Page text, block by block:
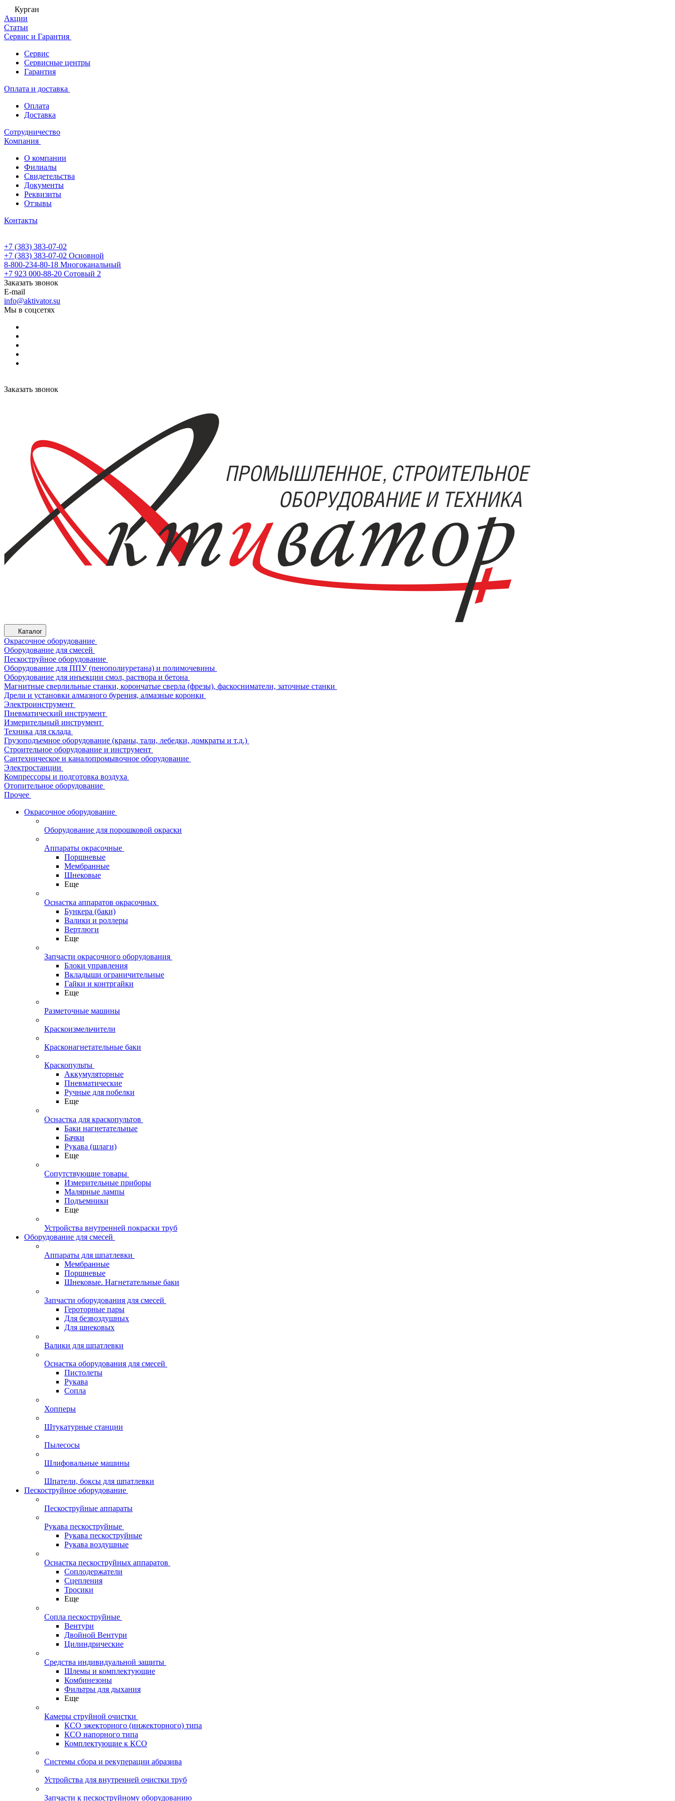
Курган
Акции
Статьи
Сервис и Гарантия
Сервис
Сервисные центры
Гарантия
Оплата и доставка
Оплата
Доставка
Сотрудничество
Компания
О компании
Филиалы
Свидетельства
Документы
Реквизиты
Отзывы
Контакты
+7 (383) 383-07-02
+7 (383) 383-07-02 Основной
8-800-234-80-18 Многоканальный
+7 923 000-88-20 Сотовый 2
Заказать звонок
E-mail
info@aktivator.su
Мы в соцсетях
Заказать звонок
Каталог
Окрасочное оборудование
Оборудование для смесей
Пескоструйное оборудование
Оборудование для ППУ (пенополиуретана) и полимочевины
Оборудование для инъекции смол, раствора и бетона
Магнитные сверлильные станки, корончатые сверла (фрезы), фаскосниматели, заточные станки
Дрели и установки алмазного бурения, алмазные коронки
Электроинструмент
Пневматический инструмент
Измерительный инструмент
Техника для склада
Грузоподъемное оборудование (краны, тали, лебедки, домкраты и т.д.)
Строительное оборудование и инструмент
Сантехническое и каналопромывочное оборудование
Электростанции
Компрессоры и подготовка воздуха
Отопительное оборудование
Прочее
Окрасочное оборудование
Оборудование для порошковой окраски
Аппараты окрасочные
Поршневые
Мембранные
Шнековые
Еще
Оснастка аппаратов окрасочных
Бункера (баки)
Валики и роллеры
Вертлюги
Еще
Запчасти окрасочного оборудования
Блоки управления
Вкладыши ограничительные
Гайки и контргайки
Еще
Разметочные машины
Краскоизмельчители
Красконагнетательные баки
Краскопульты
Аккумуляторные
Пневматические
Ручные для побелки
Еще
Оснастка для краскопультов
Баки нагнетательные
Бачки
Рукава (шлаги)
Еще
Сопутствующие товары
Измерительные приборы
Малярные лампы
Подъемники
Еще
Устройства внутренней покраски труб
Оборудование для смесей
Аппараты для шпатлевки
Мембранные
Поршневые
Шнековые. Нагнетательные баки
Запчасти оборудования для смесей
Героторные пары
Для безвоздушных
Для шнековых
Валики для шпатлевки
Оснастка оборудования для смесей
Пистолеты
Рукава
Сопла
Хопперы
Штукатурные станции
Пылесосы
Шлифовальные машины
Шпатели, боксы для шпатлевки
Пескоструйное оборудование
Пескоструйные аппараты
Рукава пескоструйные
Рукава пескоструйные
Рукава воздушные
Оснастка пескоструйных аппаратов
Соплодержатели
Сцепления
Тросики
Еще
Сопла пескоструйные
Вентури
Двойной Вентури
Цилиндрические
Средства индивидуальной защиты
Шлемы и комплектующие
Комбинезоны
Фильтры для дыхания
Еще
Камеры струйной очистки
КСО эжекторного (инжекторного) типа
КСО напорного типа
Комплектующие к КСО
Системы сбора и рекуперации абразива
Устройства для внутренней очистки труб
Запчасти к пескоструйному оборудованию